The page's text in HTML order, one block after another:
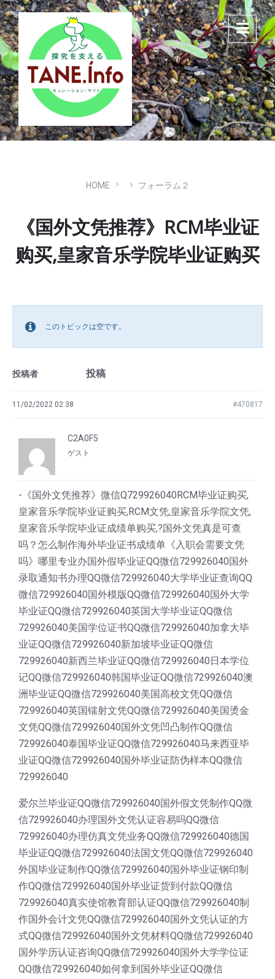
Skip
to
content
Skip
to
main
navigation
Skip
to
footer
HOME フォーラム２
《国外文凭推荐》RCM毕业证
购买,皇家音乐学院毕业证购买
このトピックは空です。
投稿者 投稿
11/02/2022 02:38 #470817
C2A0F5
ゲスト
-《国外文凭推荐》微信Q729926040RCM毕业证购买,
皇家音乐学院毕业证购买,RCM文凭,皇家音乐学院文凭,
皇家音乐学院毕业证成绩单购买,?国外文凭真是可查
吗？怎么制作海外毕业证书成绩单《入职会需要文凭
吗》哪里专业办国外假毕业证QQ微信729926040国外
录取通知书办理QQ微信729926040大学毕业证查询QQ
微信729926040国外模版QQ微信729926040国外大学
毕业证QQ微信729926040英国大学毕业证QQ微信
729926040美国学位证书QQ微信729926040加拿大毕
业证QQ微信729926040新加坡毕业证QQ微信
729926040新西兰毕业证QQ微信729926040日本学位
记QQ微信729926040韩国毕业证QQ微信729926040澳
洲毕业证QQ微信729926040美国高校文凭QQ微信
729926040英国镭射文凭QQ微信729926040美国烫金
文凭QQ微信729926040国外文凭凹凸制作QQ微信
729926040泰国毕业证QQ微信729926040马来西亚毕
业证QQ微信729926040国外毕业证防伪样本QQ微信
729926040
爱尔兰毕业证QQ微信729926040国外假文凭制作QQ微
信729926040办理国外文凭认证容易吗QQ微信
729926040办理仿真文凭业务QQ微信729926040德国
毕业证QQ微信729926040法国文凭QQ微信729926040
外国毕业证制作QQ微信729926040国外毕业证钢印制
作QQ微信729926040国外毕业证货到付款QQ微信
729926040真实使馆教育部认证QQ微信729926040制
作国外会计文凭QQ微信729926040国外文凭认证的方
式QQ微信729926040国外文凭材料QQ微信729926040
国外学历认证咨询QQ微信729926040国外大学学位证
QQ微信729926040如何拿到国外毕业证QQ微信